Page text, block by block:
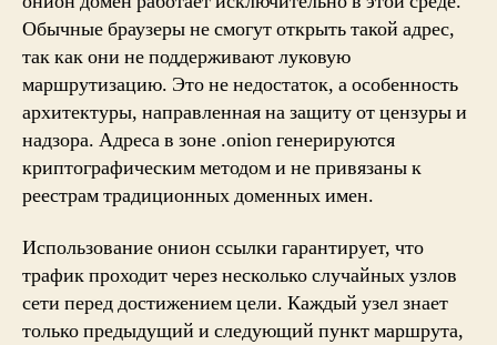
Обычные браузеры не смогут открыть такой адрес,
так как они не поддерживают луковую
маршрутизацию. Это не недостаток, а особенность
архитектуры, направленная на защиту от цензуры и
надзора. Адреса в зоне .onion генерируются
криптографическим методом и не привязаны к
реестрам традиционных доменных имен.
Использование онион ссылки гарантирует, что
трафик проходит через несколько случайных узлов
сети перед достижением цели. Каждый узел знает
только предыдущий и следующий пункт маршрута,